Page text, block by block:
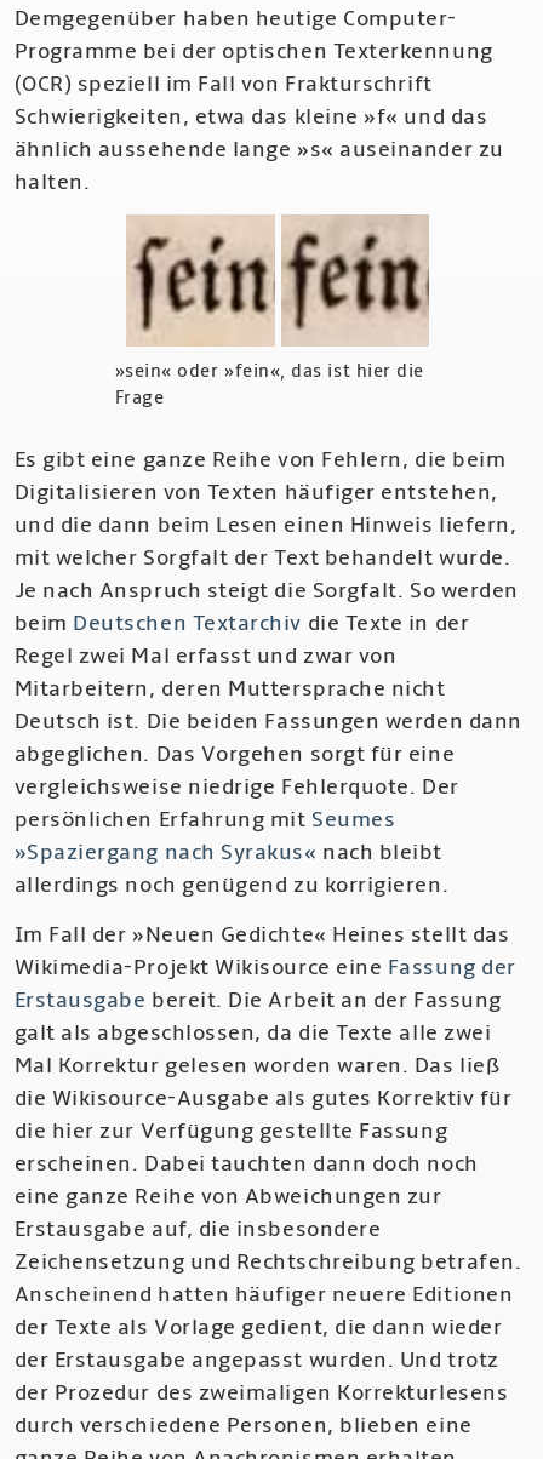
Demgegenüber haben heutige Computer-
Programme bei der optischen Texterkennung
(OCR) speziell im Fall von Frakturschrift
Schwierigkeiten, etwa das kleine »f« und das
ähnlich aussehende lange »s« auseinander zu
halten.
»sein« oder »fein«, das ist hier die
Frage
Es gibt eine ganze Reihe von Fehlern, die beim
Digitalisieren von Texten häufiger entstehen,
und die dann beim Lesen einen Hinweis liefern,
mit welcher Sorgfalt der Text behandelt wurde.
Je nach Anspruch steigt die Sorgfalt. So werden
beim Deutschen Textarchiv die Texte in der
Regel zwei Mal erfasst und zwar von
Mitarbeitern, deren Muttersprache nicht
Deutsch ist. Die beiden Fassungen werden dann
abgeglichen. Das Vorgehen sorgt für eine
vergleichsweise niedrige Fehlerquote. Der
persönlichen Erfahrung mit Seumes
»Spaziergang nach Syrakus« nach bleibt
allerdings noch genügend zu korrigieren.
Im Fall der »Neuen Gedichte« Heines stellt das
Wikimedia-Projekt Wikisource eine Fassung der
Erstausgabe bereit. Die Arbeit an der Fassung
galt als abgeschlossen, da die Texte alle zwei
Mal Korrektur gelesen worden waren. Das ließ
die Wikisource-Ausgabe als gutes Korrektiv für
die hier zur Verfügung gestellte Fassung
erscheinen. Dabei tauchten dann doch noch
eine ganze Reihe von Abweichungen zur
Erstausgabe auf, die insbesondere
Zeichensetzung und Rechtschreibung betrafen.
Anscheinend hatten häufiger neuere Editionen
der Texte als Vorlage gedient, die dann wieder
der Erstausgabe angepasst wurden. Und trotz
der Prozedur des zweimaligen Korrekturlesens
durch verschiedene Personen, blieben eine